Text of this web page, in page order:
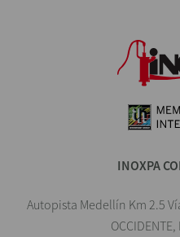
INOXPA
Autopista Medellín Km 2.5